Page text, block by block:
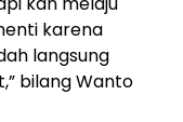
karena
langsung
bilang Wanto